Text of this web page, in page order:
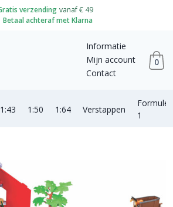
verzending vanaf € 49
Betaal achteraf met Klarna
Informatie
Mijn account
Contact
0
1:43 1:50 1:64 Verstappen
Formule
1